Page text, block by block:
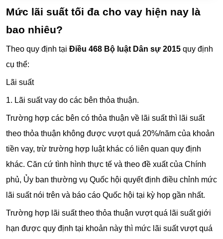
Mức lãi suất tối đa cho vay hiện nay là
bao nhiêu?
Theo quy định tại Điều 468 Bộ luật Dân sự 2015 quy định
cụ thể:
Lãi suất
1. Lãi suất vay do các bên thỏa thuận.
Trường hợp các bên có thỏa thuận về lãi suất thì lãi suất
theo thỏa thuận không được vượt quá 20%/năm của khoản
tiền vay, trừ trường hợp luật khác có liên quan quy định
khác. Căn cứ tình hình thực tế và theo đề xuất của Chính
phủ, Ủy ban thường vụ Quốc hội quyết định điều chỉnh mức
lãi suất nói trên và báo cáo Quốc hội tại kỳ họp gần nhất.
Trường hợp lãi suất theo thỏa thuận vượt quá lãi suất giới
hạn được quy định tại khoản này thì mức lãi suất vượt quá